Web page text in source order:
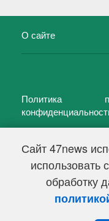
Сайт 47news
использовать
обработку
О сайте
Политика
47 новостей (47 news)
Свидетельство о
Федеральной службой
информационных